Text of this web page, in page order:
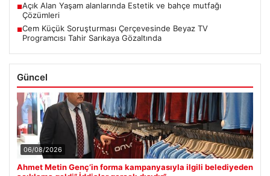
■Açık Alan Yaşam alanlarında Estetik ve bahçe mutfağı
Çözümleri
■Cem Küçük Soruşturması Çerçevesinde Beyaz TV
Programcısı Tahir Sarıkaya Gözaltında
Güncel
06/08/2026
Ahmet Metin Genç’in forma kampanyasıyla ilgili belediyeden